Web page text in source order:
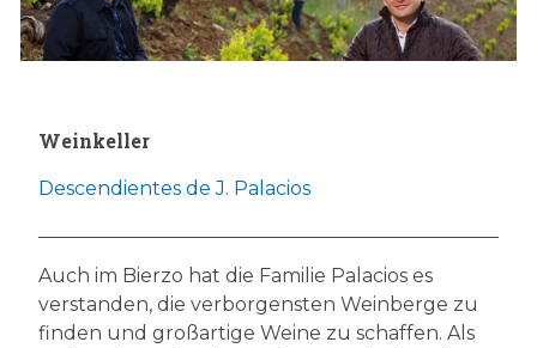
Weinkeller
Descendientes de J. Palacios
Auch im Bierzo hat die Familie Palacios es
verstanden, die verborgensten Weinberge zu
finden und großartige Weine zu schaffen. Als